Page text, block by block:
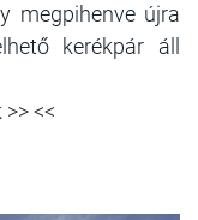
megpihenve újra
kerékpár áll
<<